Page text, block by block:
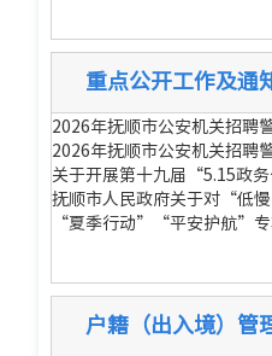
重点公开工作及通
2026年抚顺市公安机关招聘
2026年抚顺市公安机关招聘
关于开展第十九届“5.15政
抚顺市人民政府关于对“低
“夏季行动”“平安护航”专
户籍（出入境）管